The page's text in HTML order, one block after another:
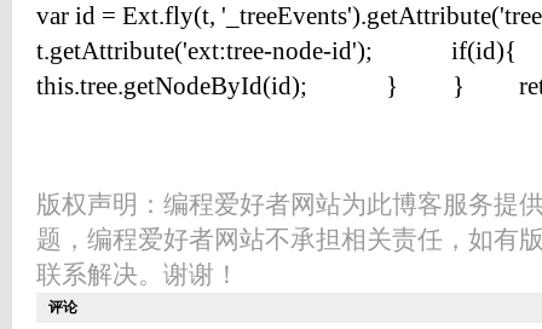
var id = Ext.fly(t,
t.getAttribute('ext:tree-node-id');
this.tree.getNodeById(id); } }
版权声明：编程爱好者网站为此博客服务提
题，编程爱好者网站不承担相关责任，如有
联系解决。谢谢！
评论